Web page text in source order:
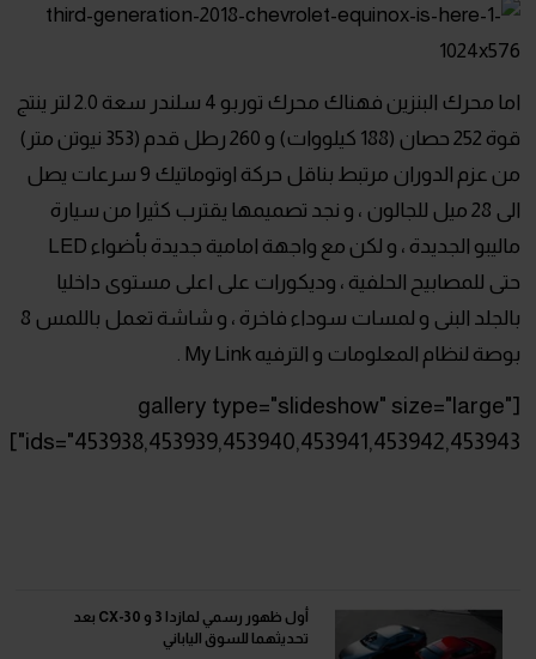
اما محرك البنزين فهناك محرك توربو 4 سلندر سعة 2.0 لتر ينتج
قوة 252 حصان (188 كيلووات) و 260 رطل قدم (353 نيوتن متر)
من عزم الدوران مرتبط بناقل حركة اوتوماتيك 9 سرعات يصل
الى 28 ميل للجالون ، و نجد تصميمها يقترب كثيرا من سيارة
ماليبو الجديدة ، و لكن مع واجهة امامية جديدة بأضواء LED
حتى للمصابيح الحلفية ، وديكورات على اعلى مستوى داخليا
بالجلد البنى و لمسات سوداء فاخرة ، و شاشة تعمل باللمس 8
بوصة لنظام المعلومات و الترفيه My Link .
[gallery type="slideshow" size="large"
ids="453938,453939,453940,453941,453942,453943"]
أول ظهور رسمي لمازدا 3 و CX-30 بعد
تحديثهما للسوق الياباني